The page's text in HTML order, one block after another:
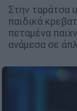
Στην ταράτσα
παιδικά
πεταμένα
ανάμεσα σε